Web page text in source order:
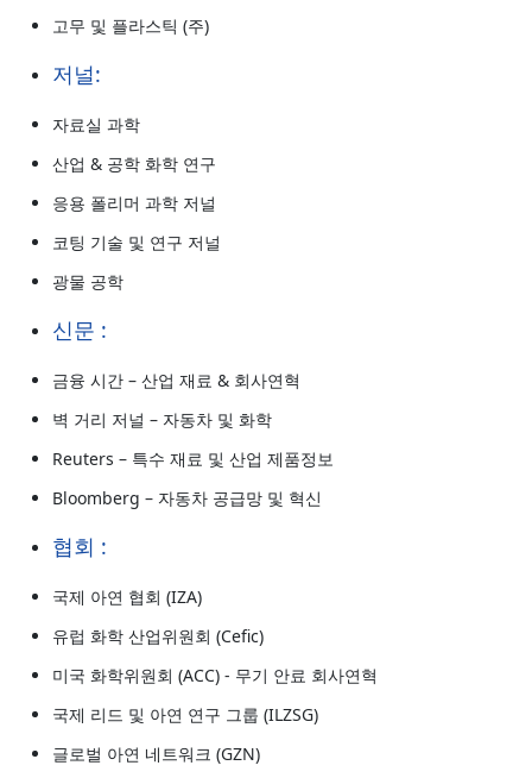
고무 및 플라스틱 (주)
저널:
자료실 과학
산업 & 공학 화학 연구
응용 폴리머 과학 저널
코팅 기술 및 연구 저널
광물 공학
신문 :
금융 시간 – 산업 재료 & 회사연혁
벽 거리 저널 – 자동차 및 화학
Reuters – 특수 재료 및 산업 제품정보
Bloomberg – 자동차 공급망 및 혁신
협회 :
국제 아연 협회 (IZA)
유럽 화학 산업위원회 (Cefic)
미국 화학위원회 (ACC) - 무기 안료 회사연혁
국제 리드 및 아연 연구 그룹 (ILZSG)
글로벌 아연 네트워크 (GZN)